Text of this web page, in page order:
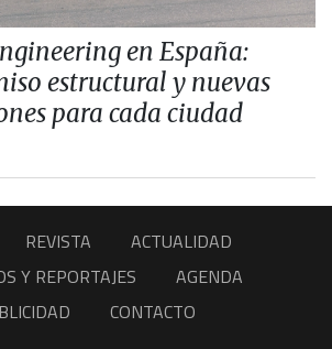
en España:
estructural y nuevas
para cada ciudad
REVISTA
ACTUALIDAD
Y REPORTAJES
AGENDA
CONTACTO